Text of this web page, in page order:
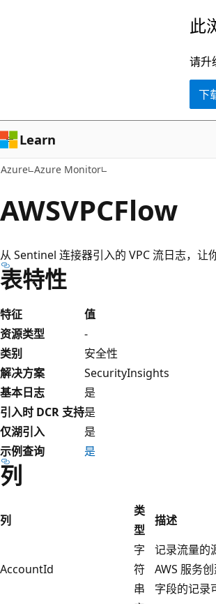
容
此
请升
下
Learn
Azure Azure Monitor
AWSVPCFlow
从 Sentinel 连接器引入的 VPC 流日志，让
表特性
特征
值
资源类型
-
类别
安全性
解决方案
SecurityInsights
基本日志
是
引入时 DCR 支持是
仅湖引入
是
示例查询
是
列
列
类
型
描述
AccountId
字
符
串
记录流量的
AWS 服务
字段的记录